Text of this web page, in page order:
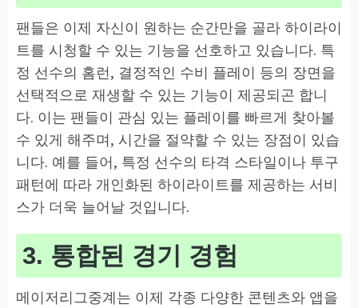
팬들은 이제 자신이 원하는 순간만을 골라 하이라이
트를 시청할 수 있는 기능을 선호하고 있습니다. 특
정 선수의 홈런, 결정적인 수비 플레이 등의 장면을
선택적으로 재생할 수 있는 기능이 제공되곤 합니
다. 이는 팬들이 관심 있는 플레이를 빠르게 찾아볼
수 있게 해주며, 시간을 절약할 수 있는 장점이 있습
니다. 예를 들어, 특정 선수의 타격 스타일이나 투구
패턴에 따라 개인화된 하이라이트를 제공하는 서비
스가 더욱 늘어날 것입니다.
3. 통합된 경기 경험
메이저리그중계는 이제 각종 다양한 콘텐츠와 앱을